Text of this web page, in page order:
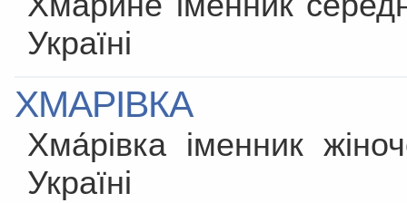
Україні
ХМАРІВКА
Хма́рівка іменник
Україні